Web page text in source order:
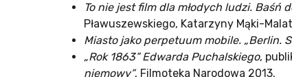
To nie jest film dla młodych ludzi. Baśń
Pławuszewskiego, Katarzyny Mąki-
Miasto jako perpetuum mobile. „Berlin.
„Rok 1863” Edwarda Puchalskiego,
niemowy”, Filmoteka Narodowa 2013.